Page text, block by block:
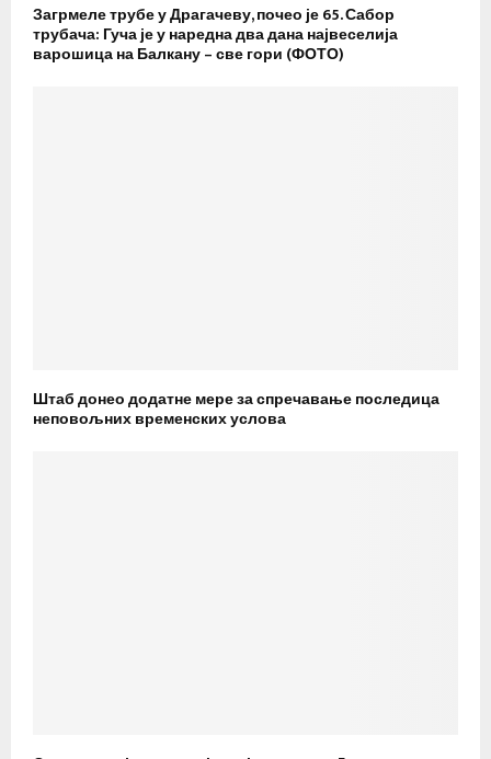
Загрмеле трубе у Драгачеву, почео је 65. Сабор
трубача: Гуча је у наредна два дана највеселија
варошица на Балкану – све гори (ФОТО)
Штаб донео додатне мере за спречавање последица
неповољних временских услова